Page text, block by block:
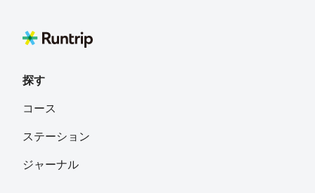
探す
コース
ステーション
ジャーナル